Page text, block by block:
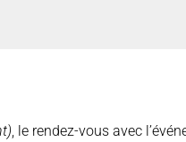
, le rendez-vous avec